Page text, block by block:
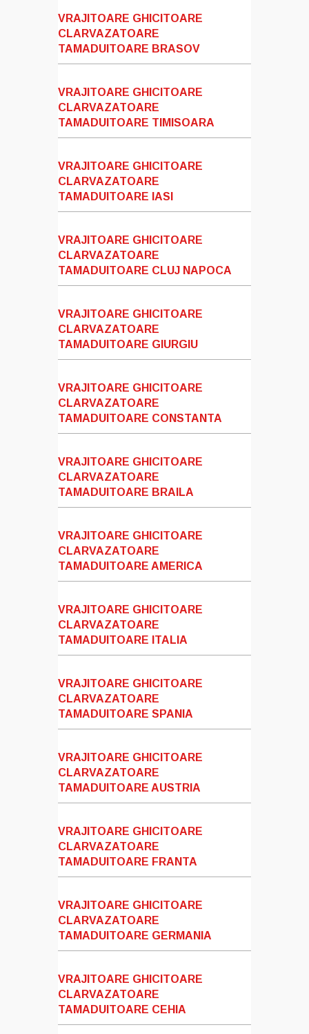
VRAJITOARE GHICITOARE
CLARVAZATOARE
TAMADUITOARE BRASOV
VRAJITOARE GHICITOARE
CLARVAZATOARE
TAMADUITOARE TIMISOARA
VRAJITOARE GHICITOARE
CLARVAZATOARE
TAMADUITOARE IASI
VRAJITOARE GHICITOARE
CLARVAZATOARE
TAMADUITOARE CLUJ NAPOCA
VRAJITOARE GHICITOARE
CLARVAZATOARE
TAMADUITOARE GIURGIU
VRAJITOARE GHICITOARE
CLARVAZATOARE
TAMADUITOARE CONSTANTA
VRAJITOARE GHICITOARE
CLARVAZATOARE
TAMADUITOARE BRAILA
VRAJITOARE GHICITOARE
CLARVAZATOARE
TAMADUITOARE AMERICA
VRAJITOARE GHICITOARE
CLARVAZATOARE
TAMADUITOARE ITALIA
VRAJITOARE GHICITOARE
CLARVAZATOARE
TAMADUITOARE SPANIA
VRAJITOARE GHICITOARE
CLARVAZATOARE
TAMADUITOARE AUSTRIA
VRAJITOARE GHICITOARE
CLARVAZATOARE
TAMADUITOARE FRANTA
VRAJITOARE GHICITOARE
CLARVAZATOARE
TAMADUITOARE GERMANIA
VRAJITOARE GHICITOARE
CLARVAZATOARE
TAMADUITOARE CEHIA